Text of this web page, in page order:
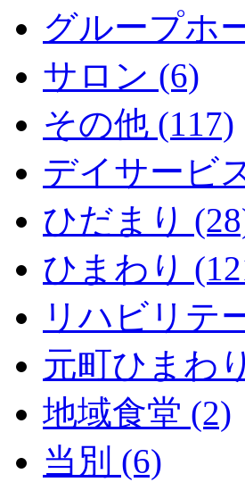
グループホ
サロン (6)
その他 (117)
デイサービ
ひだまり
ひまわり
リハビリテ
元町ひまわ
地域食堂 (2)
当別 (6)